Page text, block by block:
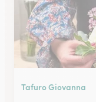
Tafuro Giovanna